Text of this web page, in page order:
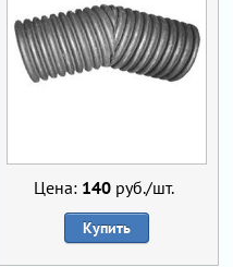
Цена: 140 руб./шт.
Купить